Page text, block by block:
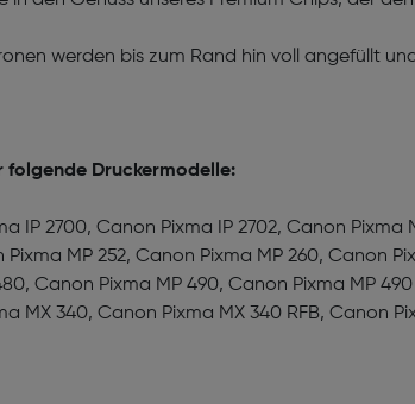
werden bis zum Rand hin voll angefüllt
folgende Druckermodelle:
IP 2700, Canon Pixma IP 2702, Canon Pixma
Pixma MP 252, Canon Pixma MP 260, Canon
Canon Pixma MP 490, Canon Pixma MP
MX 340, Canon Pixma MX 340 RFB, Canon